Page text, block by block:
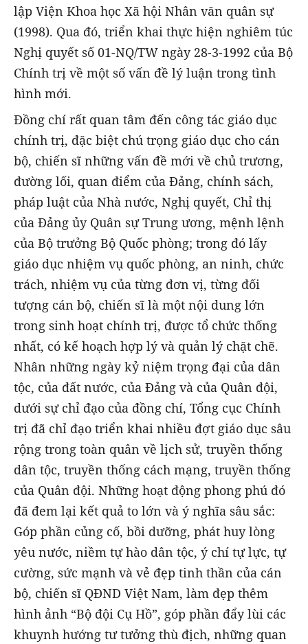
lập Viện Khoa học Xã hội Nhân văn quân sự
(1998). Qua đó, triển khai thực hiện nghiêm túc
Nghị quyết số 01-NQ/TW ngày 28-3-1992 của Bộ
Chính trị về một số vấn đề lý luận trong tình
hình mới.
Đồng chí rất quan tâm đến công tác giáo dục
chính trị, đặc biệt chú trọng giáo dục cho cán
bộ, chiến sĩ những vấn đề mới về chủ trương,
đường lối, quan điểm của Đảng, chính sách,
pháp luật của Nhà nước, Nghị quyết, Chỉ thị
của Đảng ủy Quân sự Trung ương, mệnh lệnh
của Bộ trưởng Bộ Quốc phòng; trong đó lấy
giáo dục nhiệm vụ quốc phòng, an ninh, chức
trách, nhiệm vụ của từng đơn vị, từng đối
tượng cán bộ, chiến sĩ là một nội dung lớn
trong sinh hoạt chính trị, được tổ chức thống
nhất, có kế hoạch hợp lý và quản lý chặt chẽ.
Nhân những ngày kỷ niệm trọng đại của dân
tộc, của đất nước, của Đảng và của Quân đội,
dưới sự chỉ đạo của đồng chí, Tổng cục Chính
trị đã chỉ đạo triển khai nhiều đợt giáo dục sâu
rộng trong toàn quân về lịch sử, truyền thống
dân tộc, truyền thống cách mạng, truyền thống
của Quân đội. Những hoạt động phong phú đó
đã đem lại kết quả to lớn và ý nghĩa sâu sắc:
Góp phần củng cố, bồi dưỡng, phát huy lòng
yêu nước, niềm tự hào dân tộc, ý chí tự lực, tự
cường, sức mạnh và vẻ đẹp tinh thần của cán
bộ, chiến sĩ QĐND Việt Nam, làm đẹp thêm
hình ảnh “Bộ đội Cụ Hồ”, góp phần đẩy lùi các
khuynh hướng tư tưởng thù địch, những quan